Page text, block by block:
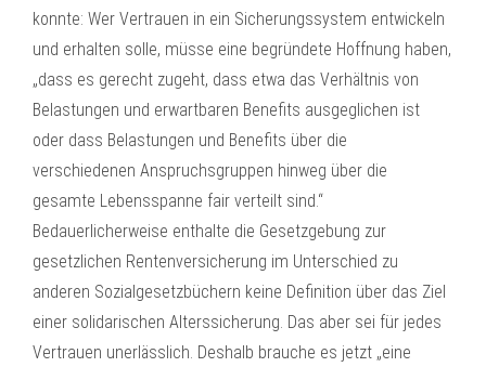
konnte: Wer Vertrauen in ein Sicherungssystem entwickeln
und erhalten solle, müsse eine begründete Hoffnung haben,
„dass es gerecht zugeht, dass etwa das Verhältnis von
Belastungen und erwartbaren Benefits ausgeglichen ist
oder dass Belastungen und Benefits über die
verschiedenen Anspruchsgruppen hinweg über die
gesamte Lebensspanne fair verteilt sind.“
Bedauerlicherweise enthalte die Gesetzgebung zur
gesetzlichen Rentenversicherung im Unterschied zu
anderen Sozialgesetzbüchern keine Definition über das Ziel
einer solidarischen Alterssicherung. Das aber sei für jedes
Vertrauen unerlässlich. Deshalb brauche es jetzt „eine